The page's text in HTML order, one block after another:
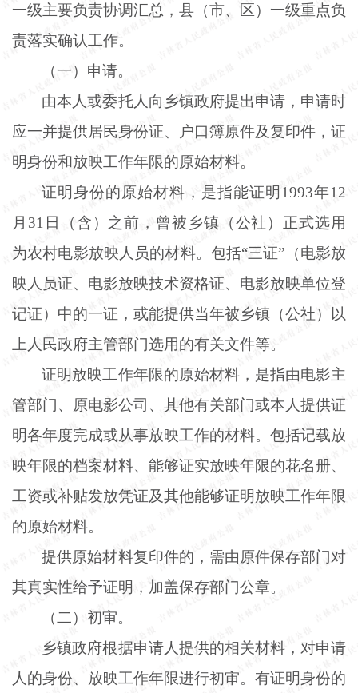
一级主要负责协调汇总，县（市、区）一级重点负
责落实确认工作。
（一）申请。
由本人或委托人向乡镇政府提出申请，申请时
应一并提供居民身份证、户口簿原件及复印件，证
明身份和放映工作年限的原始材料。
证明身份的原始材料，是指能证明 1993年12
月31日（含）之前，曾被乡镇（公社）正式选用
为农村电影放映人员的材料。包括“三证”（电影放
映人员证、电影放映技术资格证、电影放映单位登
记证）中的一证，或能提供当年被乡镇（公社）以
上人民政府主管部门选用的有关文件等。
证明放映工作年限的原始材料，是指由电影主
管部门、原电影公司、其他有关部门或本人提供证
明各年度完成或从事放映工作的材料。包括记载放
映年限的档案材料、能够证实放映年限的花名册、
工资或补贴发放凭证及其他能够证明放映工作年限
的原始材料。
提供原始材料复印件的，需由原件保存部门对
其真实性给予证明，加盖保存部门公章。
（二）初审。
乡镇政府根据申请人提供的相关材料，对申请
人的身份、放映工作年限进行初审。有证明身份的